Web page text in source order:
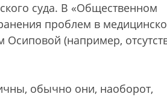
суда. В «Общественном
проблем в
(например,
обычно они, наоборот,